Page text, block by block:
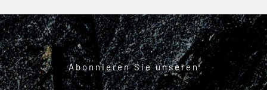
Abonnieren Sie unseren